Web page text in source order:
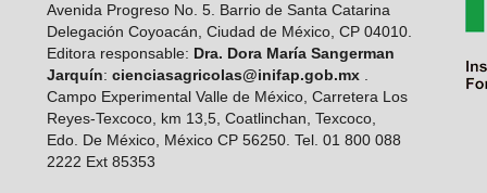
Avenida Progreso No. 5. Barrio de Santa Catarina
Delegación Coyoacán, Ciudad de México, CP 04010.
Editora responsable: Dra. Dora María Sangerman
Jarquín: cienciasagricolas@inifap.gob.mx.
Campo Experimental Valle de México, Carretera Los
Reyes-Texcoco, km 13,5, Coatlinchan, Texcoco,
Edo. De México, México CP 56250. Tel. 01 800 088
2222 Ext 85353